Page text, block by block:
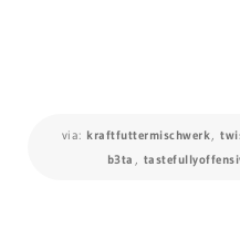
via: kraftfuttermischwerk,
b3ta ,